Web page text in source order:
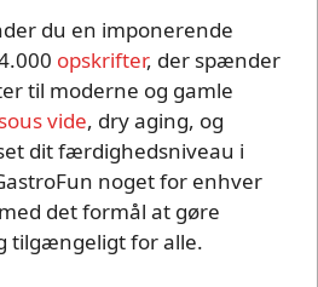
du en imponerende
opskrifter, der spænder
til moderne og gamle
sous vide, dry aging, og
dit færdighedsniveau i
noget for enhver
det formål at gøre
tilgængeligt for alle.